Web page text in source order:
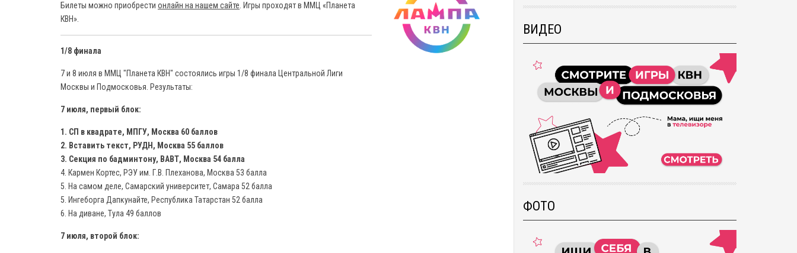
Билеты можно приобрести онлайн на нашем сайте . Игры проходят в ММЦ «Планета
КВН».
1/8 финала
7 и 8 июля в ММЦ "Планета КВН" состоялись игры 1/8 финала Центральной Лиги
Москвы и Подмосковья. Результаты:
7 июля, первый блок:
1. СП в квадрате, МПГУ, Москва 60 баллов
2. Вставить текст, РУДН, Москва 55 баллов
3. Секция по бадминтону, ВАВТ, Москва 54 балла
4. Кармен Кортес, РЭУ им. Г.В. Плеханова, Москва 53 балла
5. На самом деле, Самарский университет, Самара 52 балла
5. Ингеборга Дапкунайте, Республика Татарстан 52 балла
6. На диване, Тула 49 баллов
7 июля, второй блок:
ВИДЕО
ФОТО